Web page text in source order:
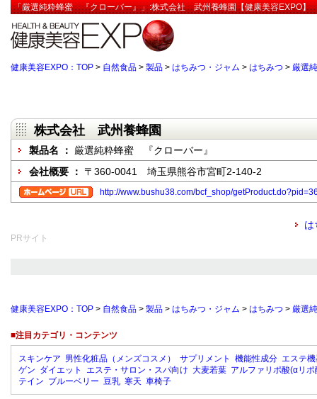
「厳選純粋蜂蜜 『クローバー』」:株式会社 武州養蜂園【健康美容EXPO】
健康美容EXPO：TOP > 自然食品 > 製品 > はちみつ・ジャム > はちみつ > 厳選
株式会社 武州養蜂園
製品名 ： 厳選純粋蜂蜜 『クローバー』
会社概要 ： 〒360-0041 埼玉県熊谷市宮町2-140-2
http://www.bushu38.com/bcf_shop/
は
PRサイト
健康美容EXPO：TOP > 自然食品 > 製品 > はちみつ・ジャム > はちみつ > 厳選
■注目カテゴリ・コンテンツ
スキンケア 男性化粧品（メンズコスメ） サプリメント 機能性成分 エステ
ゲン ダイエット エステ・サロン・スパ向け 大麦若葉 アルファリポ酸(αリポ
テイン ブルーベリー 豆乳 寒天 車椅子